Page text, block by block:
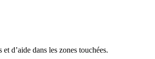
d’aide dans les zones touchées.